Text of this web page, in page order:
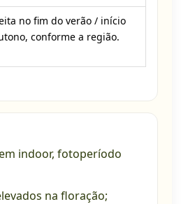
no fim do verão / início
conforme a região.
indoor, fotoperíodo
na floração;